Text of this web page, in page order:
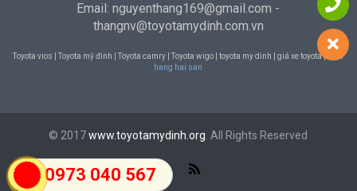
0973 040 567
Email: nguyenthang169@gmail.com -
thangnv@toyotamydinh.com.vn
Toyota vios | Toyota mỹ đình | Toyota camry | Toyota wigo | toyota my dinh | giá xe toyota |
Nha
hang hai san
© 2017www.toyotamydinh.org . All Rights Reserved